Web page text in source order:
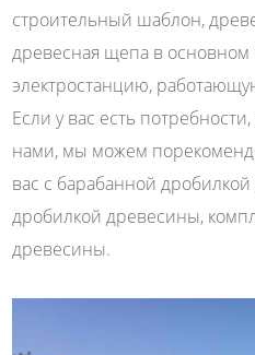
строительный шаблон,
древесная щепа в основном
электростанцию,
Если у вас есть
нами, мы можем
вас с барабанной
дробилкой древесины,
древесины.